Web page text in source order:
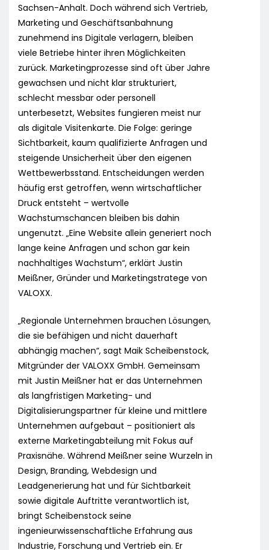
Sachsen-Anhalt. Doch während sich Vertrieb,
Marketing und Geschäftsanbahnung
zunehmend ins Digitale verlagern, bleiben
viele Betriebe hinter ihren Möglichkeiten
zurück. Marketingprozesse sind oft über Jahre
gewachsen und nicht klar strukturiert,
schlecht messbar oder personell
unterbesetzt, Websites fungieren meist nur
als digitale Visitenkarte. Die Folge: geringe
Sichtbarkeit, kaum qualifizierte Anfragen und
steigende Unsicherheit über den eigenen
Wettbewerbsstand. Entscheidungen werden
häufig erst getroffen, wenn wirtschaftlicher
Druck entsteht – wertvolle
Wachstumschancen bleiben bis dahin
ungenutzt. „Eine Website allein generiert noch
lange keine Anfragen und schon gar kein
nachhaltiges Wachstum“, erklärt Justin
Meißner, Gründer und Marketingstratege von
VALOXX.
„Regionale Unternehmen brauchen Lösungen,
die sie befähigen und nicht dauerhaft
abhängig machen“, sagt Maik Scheibenstock,
Mitgründer der VALOXX GmbH. Gemeinsam
mit Justin Meißner hat er das Unternehmen
als langfristigen Marketing- und
Digitalisierungspartner für kleine und mittlere
Unternehmen aufgebaut – positioniert als
externe Marketingabteilung mit Fokus auf
Praxisnähe. Während Meißner seine Wurzeln in
Design, Branding, Webdesign und
Leadgenerierung hat und für Sichtbarkeit
sowie digitale Auftritte verantwortlich ist,
bringt Scheibenstock seine
ingenieurwissenschaftliche Erfahrung aus
Industrie, Forschung und Vertrieb ein. Er